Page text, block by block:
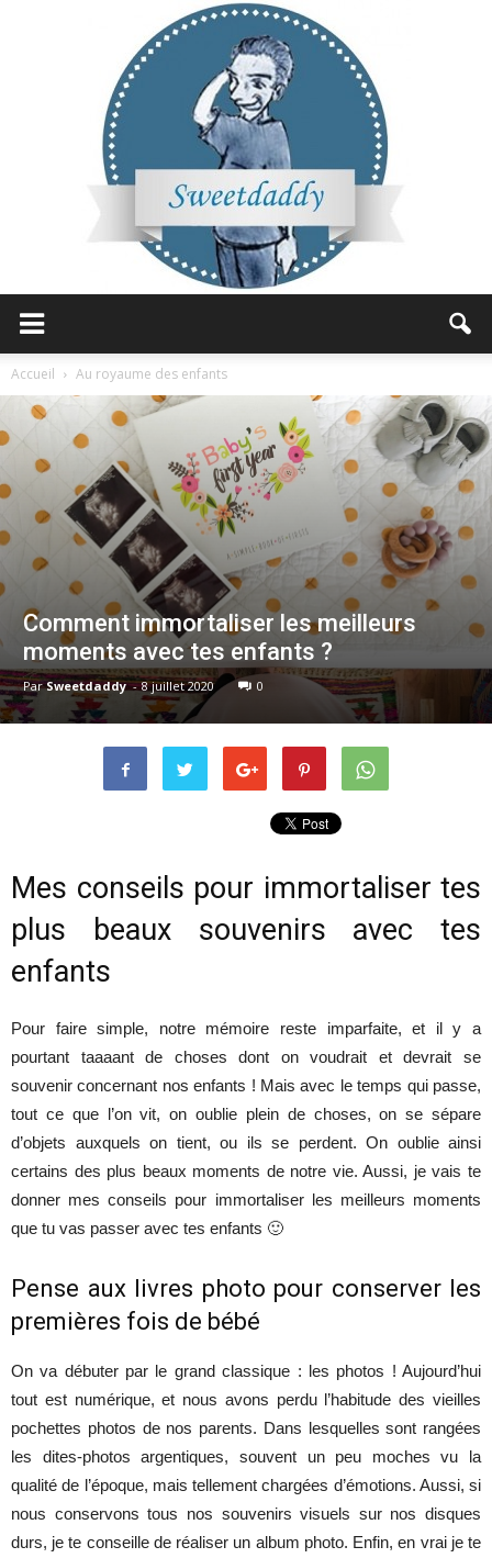
Accueil Au royaume des enfants
Comment immortaliser les meilleurs
moments avec tes enfants ?
ParSweetdaddy - 8 juillet 2020 0
Mes conseils pour immortaliser tes
plus beaux souvenirs avec tes
enfants
Pour faire simple, notre mémoire reste imparfaite, et il y a
pourtant taaaant de choses dont on voudrait et devrait se
souvenir concernant nos enfants ! Mais avec le temps qui passe,
tout ce que l’on vit, on oublie plein de choses, on se sépare
d’objets auxquels on tient, ou ils se perdent. On oublie ainsi
certains des plus beaux moments de notre vie. Aussi, je vais te
donner mes conseils pour immortaliser les meilleurs moments
que tu vas passer avec tes enfants 🙂
Pense aux livres photo pour conserver les
premières fois de bébé
On va débuter par le grand classique : les photos ! Aujourd’hui
tout est numérique, et nous avons perdu l’habitude des vieilles
pochettes photos de nos parents. Dans lesquelles sont rangées
les dites-photos argentiques, souvent un peu moches vu la
qualité de l’époque, mais tellement chargées d’émotions. Aussi, si
nous conservons tous nos souvenirs visuels sur nos disques
durs, je te conseille de réaliser un album photo. Enfin, en vrai je te